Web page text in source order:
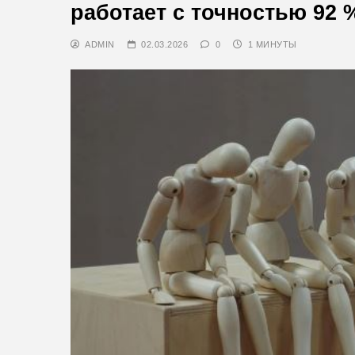
работает с точностью 92
ADMIN 02.03.2026 0 1 МИНУТЫ